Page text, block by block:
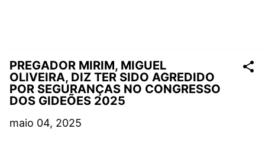
PREGADOR MIRIM, MIGUEL
OLIVEIRA, DIZ TER SIDO AGREDIDO
POR SEGURANÇAS NO CONGRESSO
DOS GIDEÕES 2025
maio 04, 2025